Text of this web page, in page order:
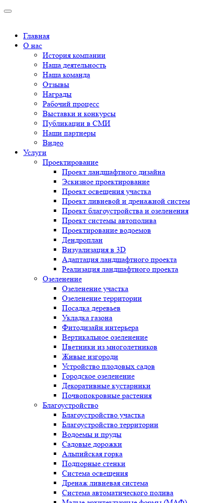
Главная
О нас
История компании
Наша деятельность
Наша команда
Отзывы
Награды
Рабочий процесс
Выставки и конкурсы
Публикации в СМИ
Наши партнеры
Видео
Услуги
Проектирование
Проект ландшафтного дизайна
Эскизное проектирование
Проект освещения участка
Проект ливневой и дренажной систем
Проект благоустройства и озеленения
Проект системы автополива
Проектирование водоемов
Дендроплан
Визуализация в 3D
Адаптация ландшафтного проекта
Реализация ландшафтного проекта
Озеленение
Озеленение участка
Озеленение территории
Посадка деревьев
Укладка газона
Фитодизайн интерьера
Вертикальное озеленение
Цветники из многолетников
Живые изгороди
Устройство плодовых садов
Городское озеленение
Декоративные кустарники
Почвопокровные растения
Благоустройство
Благоустройство участка
Благоустройство территории
Водоемы и пруды
Садовые дорожки
Альпийская горка
Подпорные стенки
Система освещения
Дренаж ливневая система
Система автоматического полива